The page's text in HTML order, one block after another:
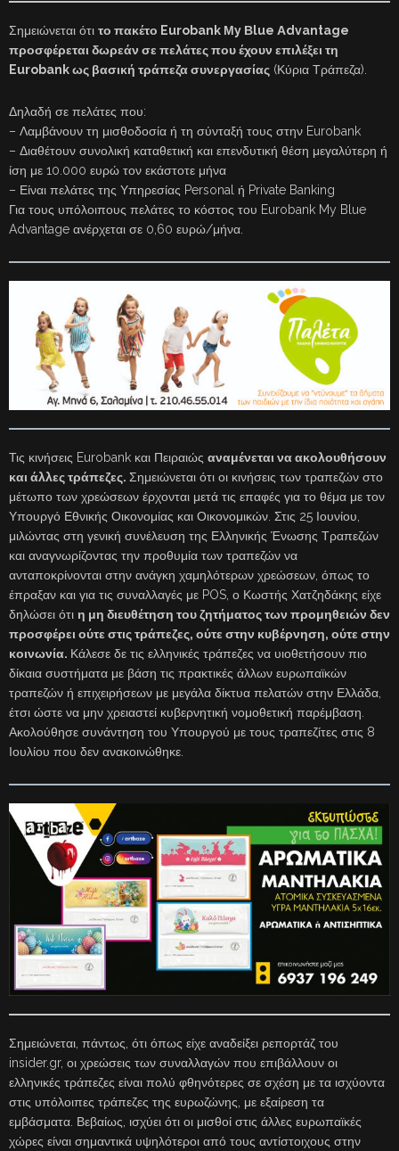
Σημειώνεται ότι το πακέτο Eurobank Μy Βlue Αdvantage
προσφέρεται δωρεάν σε πελάτες που έχουν επιλέξει τη
Eurobank ως βασική τράπεζα συνεργασίας (Κύρια Τράπεζα).
Δηλαδή σε πελάτες που:
– Λαμβάνουν τη μισθοδοσία ή τη σύνταξή τους στην Eurobank
– Διαθέτουν συνολική καταθετική και επενδυτική θέση μεγαλύτερη ή
ίση με 10.000 ευρώ τον εκάστοτε μήνα
– Είναι πελάτες της Υπηρεσίας Personal ή Private Banking
Για τους υπόλοιπους πελάτες το κόστος του Eurobank My Blue
Advantage ανέρχεται σε 0,60 ευρώ/μήνα.
Τις κινήσεις Eurobank και Πειραιώς αναμένεται να ακολουθήσουν
και άλλες τράπεζες. Σημειώνεται ότι οι κινήσεις των τραπεζών στο
μέτωπο των χρεώσεων έρχονται μετά τις επαφές για το θέμα με τον
Υπουργό Εθνικής Οικονομίας και Οικονομικών. Στις 25 Ιουνίου,
μιλώντας στη γενική συνέλευση της Ελληνικής Ένωσης Τραπεζών
και αναγνωρίζοντας την προθυμία των τραπεζών να
ανταποκρίνονται στην ανάγκη χαμηλότερων χρεώσεων, όπως το
έπραξαν και για τις συναλλαγές με POS, ο Κωστής Χατζηδάκης είχε
δηλώσει ότι η μη διευθέτηση του ζητήματος των προμηθειών δεν
προσφέρει ούτε στις τράπεζες, ούτε στην κυβέρνηση, ούτε στην
κοινωνία. Κάλεσε δε τις ελληνικές τράπεζες να υιοθετήσουν πιο
δίκαια συστήματα με βάση τις πρακτικές άλλων ευρωπαϊκών
τραπεζών ή επιχειρήσεων με μεγάλα δίκτυα πελατών στην Ελλάδα,
έτσι ώστε να μην χρειαστεί κυβερνητική νομοθετική παρέμβαση.
Ακολούθησε συνάντηση του Υπουργού με τους τραπεζίτες στις 8
Ιουλίου που δεν ανακοινώθηκε.
Σημειώνεται, πάντως, ότι όπως είχε αναδείξει ρεπορτάζ του
insider.gr, οι χρεώσεις των συναλλαγών που επιβάλλουν οι
ελληνικές τράπεζες είναι πολύ φθηνότερες σε σχέση με τα ισχύοντα
στις υπόλοιπες τράπεζες της ευρωζώνης, με εξαίρεση τα
εμβάσματα. Βεβαίως, ισχύει ότι οι μισθοί στις άλλες ευρωπαϊκές
χώρες είναι σημαντικά υψηλότεροι από τους αντίστοιχους στην